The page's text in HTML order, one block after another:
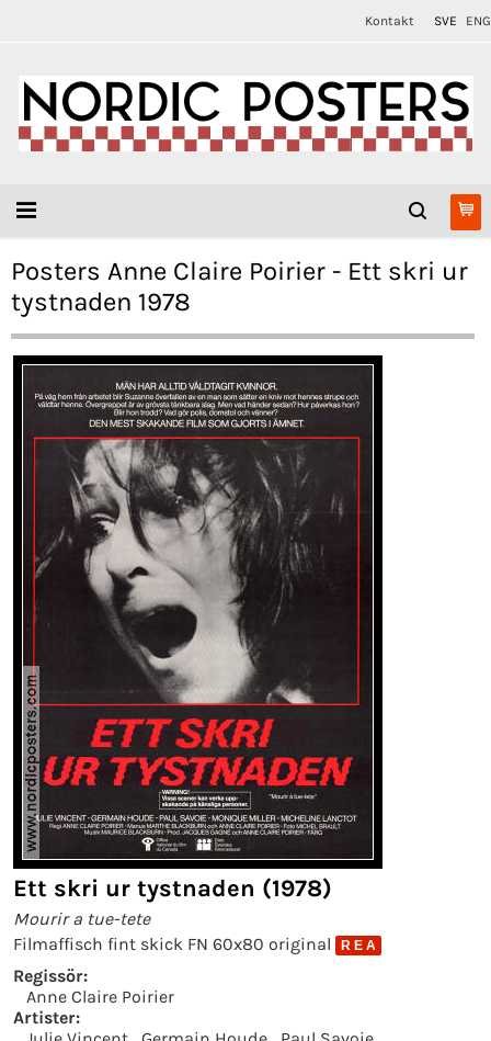
Kontakt SVE ENG
Posters Anne Claire Poirier - Ett skri ur
tystnaden 1978
Ett skri ur tystnaden (1978)
Mourir a tue-tete
Filmaffisch fint skick FN 60x80 original
R E A
Regissör:
Anne Claire Poirier
Artister: